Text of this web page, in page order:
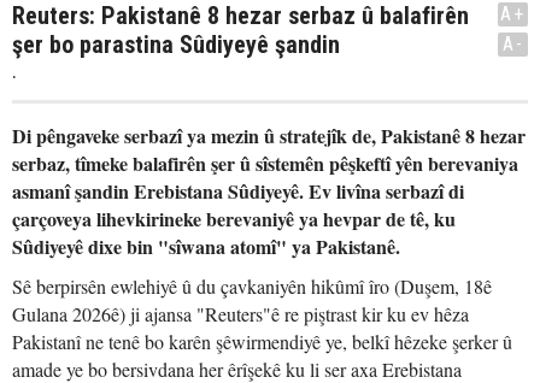
Reuters: Pakistanê 8 hezar serbaz û balafirên
şer bo parastina Sûdiyeyê şandin
.
A+
A-
Di pêngaveke serbazî ya mezin û stratejîk de, Pakistanê 8 hezar
serbaz, tîmeke balafirên şer û sîstemên pêşkeftî yên berevaniya
asmanî şandin Erebistana Sûdiyeyê. Ev livîna serbazî di
çarçoveya lihevkirineke berevaniyê ya hevpar de tê, ku
Sûdiyeyê dixe bin "sîwana atomî" ya Pakistanê.
Sê berpirsên ewlehiyê û du çavkaniyên hikûmî îro (Duşem, 18ê
Gulana 2026ê) ji ajansa "Reuters"ê re piştrast kir ku ev hêza
Pakistanî ne tenê bo karên şêwirmendiyê ye, belkî hêzeke şerker û
amade ye bo bersivdana her êrîşekê ku li ser axa Erebistana